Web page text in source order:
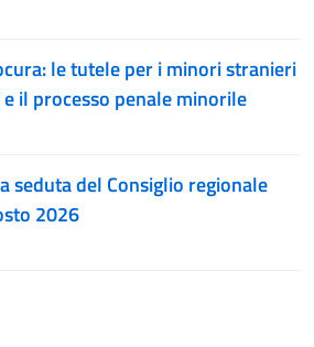
le tutele per i minori stranieri
il processo penale minorile
seduta del Consiglio regionale
2026